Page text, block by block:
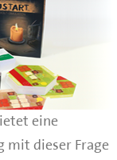
eine
mit dieser Frage